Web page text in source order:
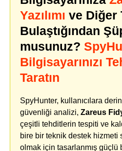
Yazılımı ve Diğer
Bulaştığından
musunuz?
Bilgisayarınızı
Taratın
SpyHunter, kullanıcılara
güvenliği analizi, Zareus
çeşitli tehditlerin tespiti ve
bire bir teknik destek hizmeti
olmak için tasarlanmış güçlü